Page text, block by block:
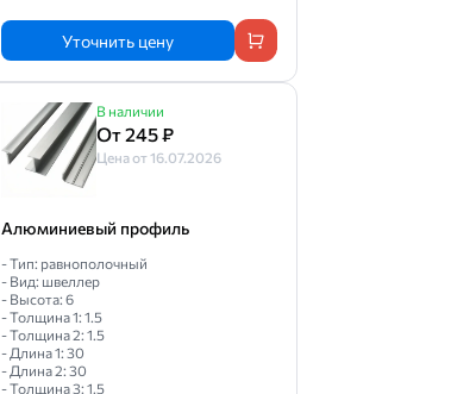
Уточнить цену
В наличии
От 245 ₽
Цена от 16.07.2026
Алюминиевый профиль
- Тип: равнополочный
- Вид: швеллер
- Высота: 6
- Толщина 1: 1.5
- Толщина 2: 1.5
- Длина 1: 30
- Длина 2: 30
- Толщина 3: 1.5